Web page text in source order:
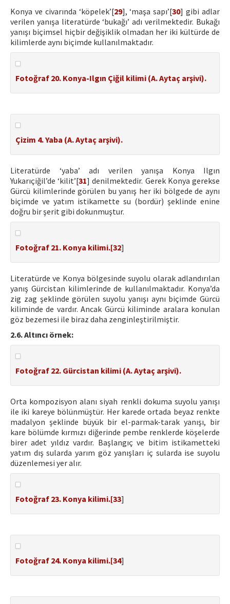
Konya ve civarında ‘köpelek’[29], ‘maşa sapı’[30] gibi adlar
verilen yanışa literatürde ‘bukağı’ adı verilmektedir. Bukağı
yanışı biçimsel hiçbir değişiklik olmadan her iki kültürde de
kilimlerde aynı biçimde kullanılmaktadır.
Fotoğraf 20. Konya-Ilgın Çiğil kilimi (A. Aytaç arşivi).
Çizim 4. Yaba (A. Aytaç arşivi).
Literatürde ‘yaba’ adı verilen yanışa Konya Ilgın
Yukarıçiğil’de ‘kilit’[31] denilmektedir. Gerek Konya gerekse
Gürcü kilimlerinde görülen bu yanış her iki bölgede de aynı
biçimde ve yatım istikamette su (bordür) şeklinde enine
doğru bir şerit gibi dokunmuştur.
Fotoğraf 21. Konya kilimi.[32]
Literatürde ve Konya bölgesinde suyolu olarak adlandırılan
yanış Gürcistan kilimlerinde de kullanılmaktadır. Konya’da
zig zag şeklinde görülen suyolu yanışı aynı biçimde Gürcü
kiliminde de vardır. Ancak Gürcü kiliminde aralara konulan
göz bezemesi ile biraz daha zenginleştirilmiştir.
2.6. Altıncı örnek:
Fotoğraf 22. Gürcistan kilimi (A. Aytaç arşivi).
Orta kompozisyon alanı siyah renkli dokuma suyolu yanışı
ile iki kareye bölünmüştür. Her karede ortada beyaz renkte
madalyon şeklinde büyük bir el-parmak-tarak yanışı, bir
kare bölümde kırmızı diğerinde pembe renklerde köşelerde
birer adet yıldız vardır. Başlangıç ve bitim istikametteki
yatım dış sularda yarım göz yanışları iç sularda ise suyolu
düzenlemesi yer alır.
Fotoğraf 23. Konya kilimi.[33]
Fotoğraf 24. Konya kilimi.[34]